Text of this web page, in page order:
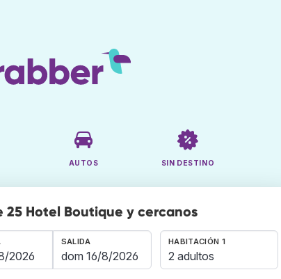
AUTOS SIN DESTINO
25 Hotel Boutique y cercanos
SALIDA HABITACIÓN 1
2 adultos